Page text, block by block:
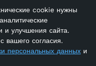
данных
данных
cookie нужны
и улучшения сайта.
вашего согласия.
персональных данных и